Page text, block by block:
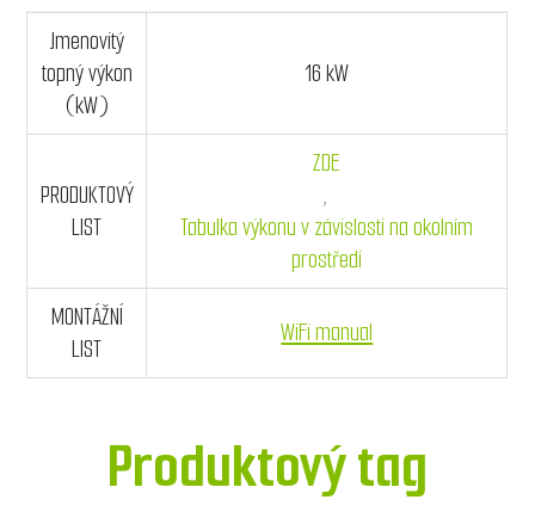
Jmenovitý
topný výkon
(kW)
16 kW
PRODUKTOVÝ
LIST
ZDE
,
Tabulka výkonu v závislosti na okolním
prostředí
MONTÁŽNÍ
LIST
WiFi manual
Produktový tag